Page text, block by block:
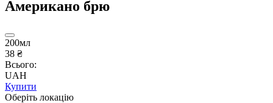
Американо брю
200мл
38 ₴
Всього:
UAH
Купити
Оберіть локацію